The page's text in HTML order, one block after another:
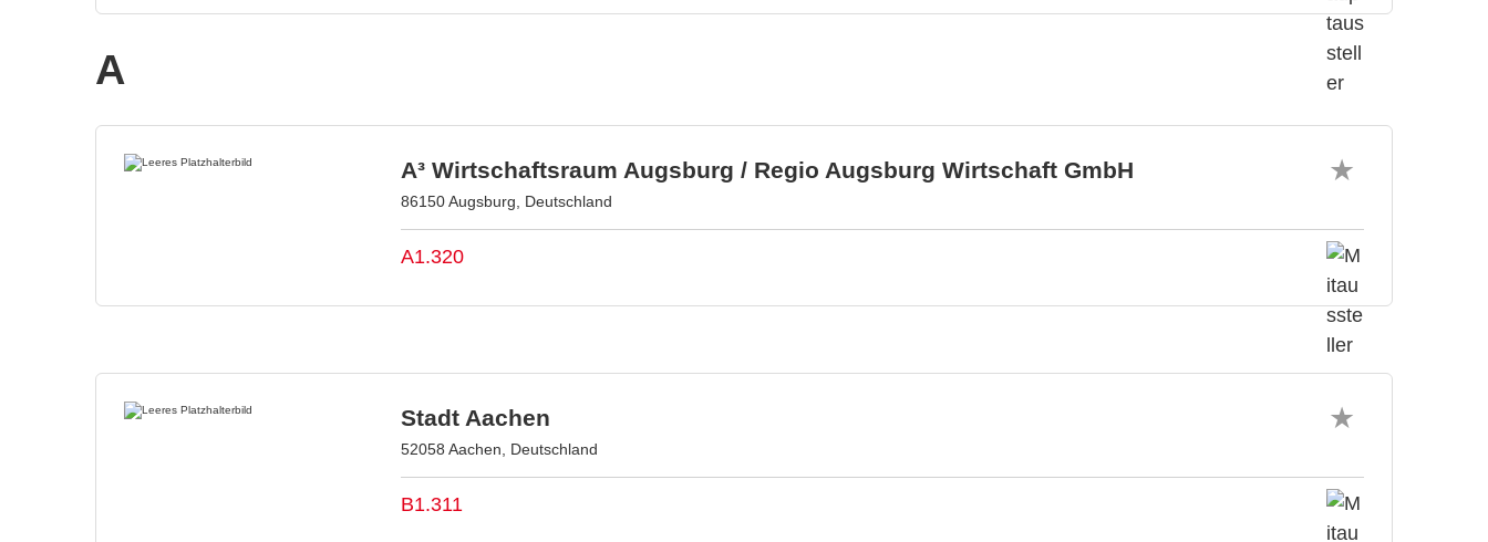
A
A³ Wirtschaftsraum Augsburg / Regio Augsburg Wirtschaft GmbH
86150 Augsburg, Deutschland
A1.320
Stadt Aachen
52058 Aachen, Deutschland
B1.311